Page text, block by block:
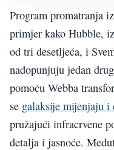
Program promatranja
primjer kako Hubble,
od tri desetljeća, i
nadopunjuju jedan
pomoću Webba
se galaksije mijenjaju i
pružajući infracrvene
detalja i jasnoće.